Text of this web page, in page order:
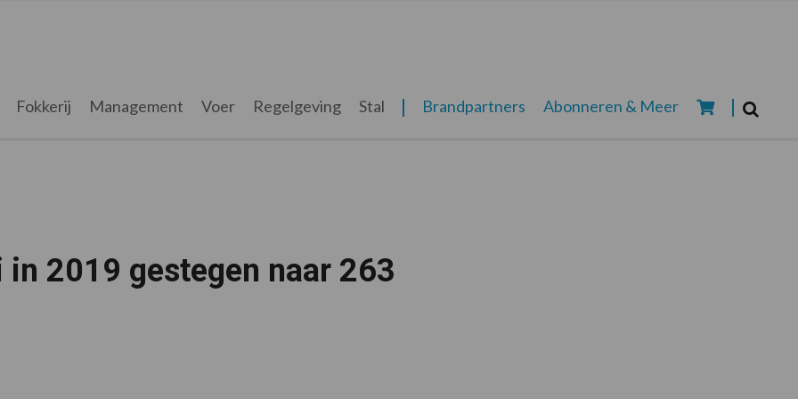
Fokkerij Management Voer Regelgeving Stal Brandpartners Abonneren & Meer
2019 gestegen naar 263